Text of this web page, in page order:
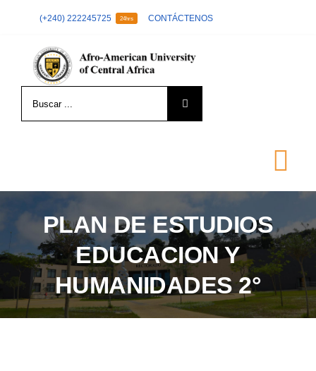
(+240) 222245725 24hrs CONTÁCTENOS
LA UNIVERSIDAD
FORMACIÓN
ADMISIÓN
PLAN DE ESTUDIOS
EDUCACION Y
HUMANIDADES 2°